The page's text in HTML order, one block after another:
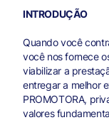
INTRODUÇÃO
Quando você
você nos fornece
viabilizar a
entregar a melhor
PROMOTORA,
valores